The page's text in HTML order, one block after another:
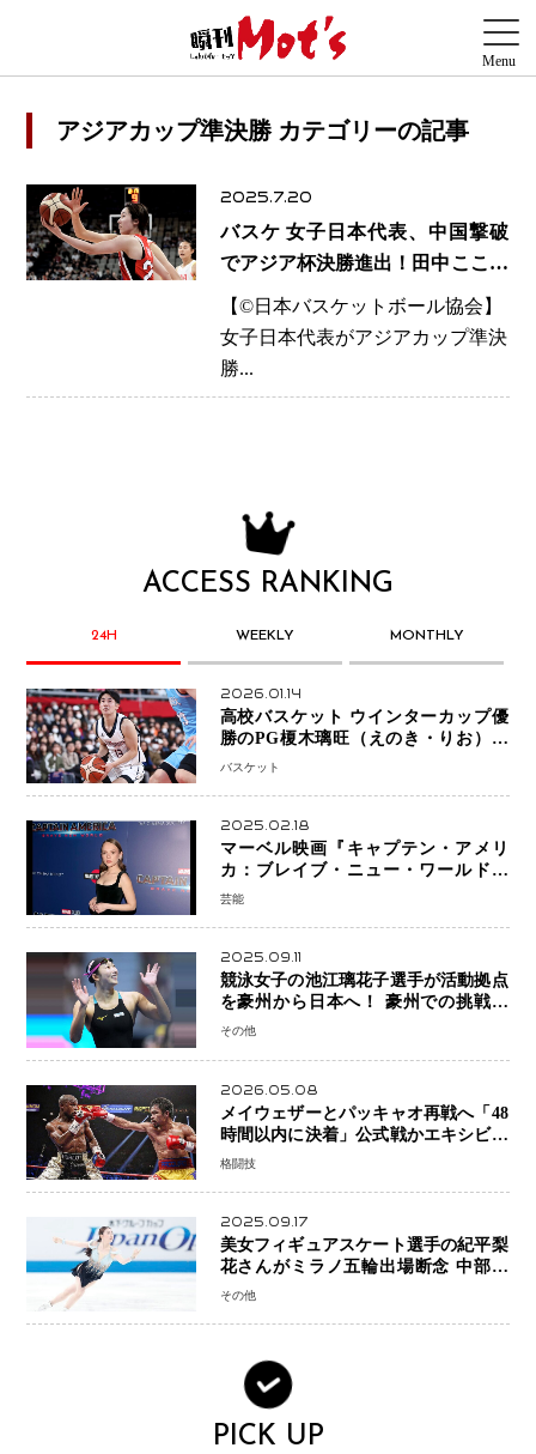
アジアカップ準決勝 カテゴリーの記事
2025.7.20
バスケ 女子日本代表、中国撃破
でアジア杯決勝進出！田中こころ
選手が輝きを放つ大活躍
【©️日本バスケットボール協会】
女子日本代表がアジアカップ準決
勝...
ACCESS RANKING
24H WEEKLY MONTHLY
2026.01.14
高校バスケット ウインターカップ優
勝のPG榎木璃旺（えのき・りお）が
プロの現場へ―。
バスケット
2025.02.18
マーベル映画『キャプテン・アメリ
カ：ブレイブ・ニュー・ワールド』
新ブラック・ウィドウ役のシラ・ハー
芸能
2025.09.11
競泳女子の池江璃花子選手が活動拠点
を豪州から日本へ！ 豪州での挑戦を
糧に、28年ロサンゼルス五輪へ再始動
その他
2026.05.08
メイウェザーとパッキャオ再戦へ「48
時間以内に決着」公式戦かエキシビシ
ョンか混迷続く
格闘技
2025.09.17
美女フィギュアスケート選手の紀平梨
花さんがミラノ五輪出場断念 中部選
手権欠場を発表「安全最優先の判断」
その他
PICK UP